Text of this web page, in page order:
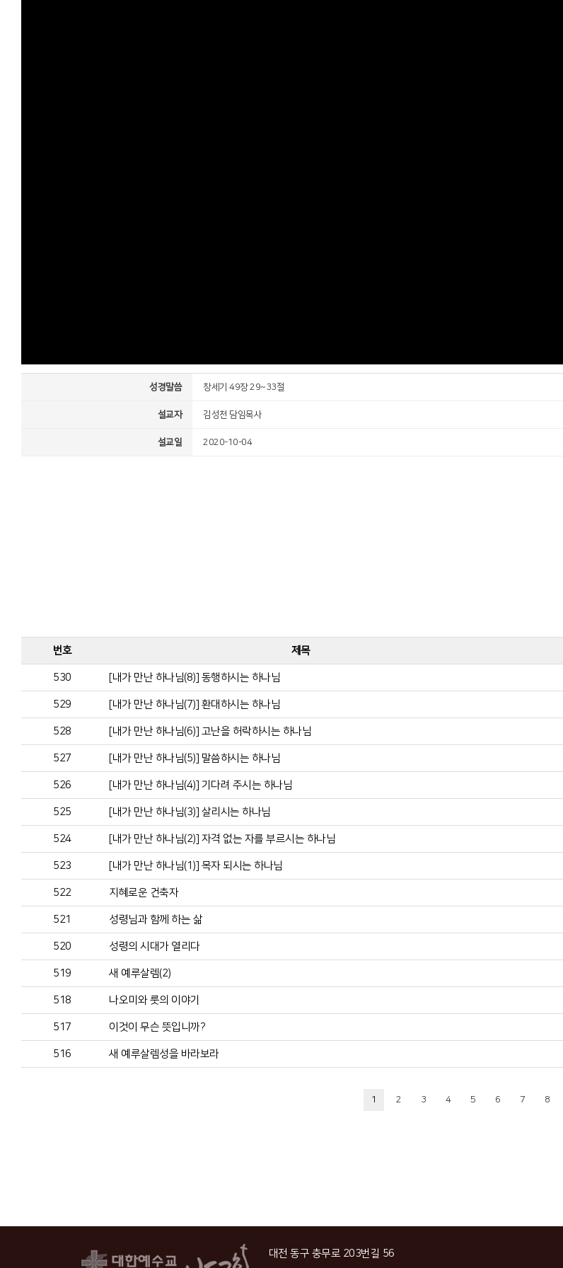
성경말씀 창세기 49장 29~33절
설교자 김성천 담임목사
설교일 2020-10-04
번호 제목
530 [내가 만난 하나님(8)] 동행하시는 하나님
529 [내가 만난 하나님(7)] 환대하시는 하나님
528 [내가 만난 하나님(6)] 고난을 허락하시는 하나님
527 [내가 만난 하나님(5)] 말씀하시는 하나님
526 [내가 만난 하나님(4)] 기다려 주시는 하나님
525 [내가 만난 하나님(3)] 살리시는 하나님
524 [내가 만난 하나님(2)] 자격 없는 자를 부르시는 하나님
523 [내가 만난 하나님(1)] 목자 되시는 하나님
522 지혜로운 건축자
521 성령님과 함께 하는 삶
520 성령의 시대가 열리다
519 새 예루살렘(2)
518 나오미와 룻의 이야기
517 이것이 무슨 뜻입니까?
516 새 예루살렘성을 바라보라
1 2 3 4 5 6 7 8
대전 동구 충무로 203번길 56